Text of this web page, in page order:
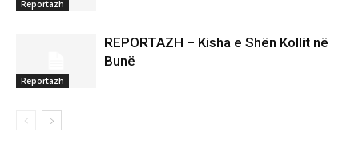
Reportazh
Reportazh
REPORTAZH – Kisha e Shën Kollit në
Bunë